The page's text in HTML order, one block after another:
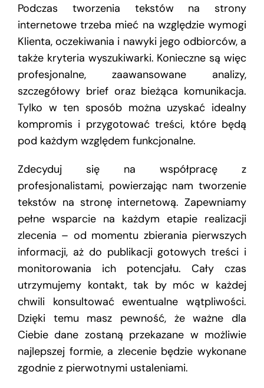
Podczas tworzenia tekstów na strony
internetowe trzeba mieć na względzie wymogi
Klienta, oczekiwania i nawyki jego odbiorców, a
także kryteria wyszukiwarki. Konieczne są więc
profesjonalne, zaawansowane analizy,
szczegółowy brief oraz bieżąca komunikacja.
Tylko w ten sposób można uzyskać idealny
kompromis i przygotować treści, które będą
pod każdym względem funkcjonalne.
Zdecyduj się na współpracę z
profesjonalistami, powierzając nam tworzenie
tekstów na stronę internetową. Zapewniamy
pełne wsparcie na każdym etapie realizacji
zlecenia – od momentu zbierania pierwszych
informacji, aż do publikacji gotowych treści i
monitorowania ich potencjału. Cały czas
utrzymujemy kontakt, tak by móc w każdej
chwili konsultować ewentualne wątpliwości.
Dzięki temu masz pewność, że ważne dla
Ciebie dane zostaną przekazane w możliwie
najlepszej formie, a zlecenie będzie wykonane
zgodnie z pierwotnymi ustaleniami.